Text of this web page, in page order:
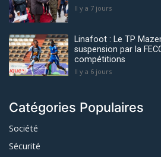
Il y a 7 jours
Linafoot : Le TP
suspension par la
compétitions
Il y a 6 jours
Catégories Populaires
Société
Sécurité